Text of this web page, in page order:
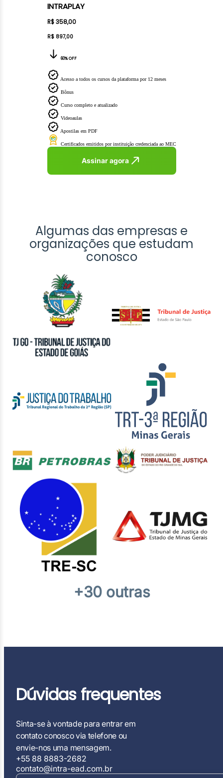
INTRAPLAY
R$ 358,00
R$ 897,00
60% OFF
Acesso a todos os cursos da plataforma por 12 meses
Bônus
Curso completo e atualizado
Videoaulas
Apostilas em PDF
Certificados emitidos por instituição credenciada ao MEC
Assinar agora
Algumas das empresas e
organizações que estudam
conosco
+30 outras
Dúvidas frequentes
Sinta-se à vontade para entrar em
contato conosco via telefone ou
envie-nos uma mensagem.
+55 88 8883-2682
contato@intra-ead.com.br